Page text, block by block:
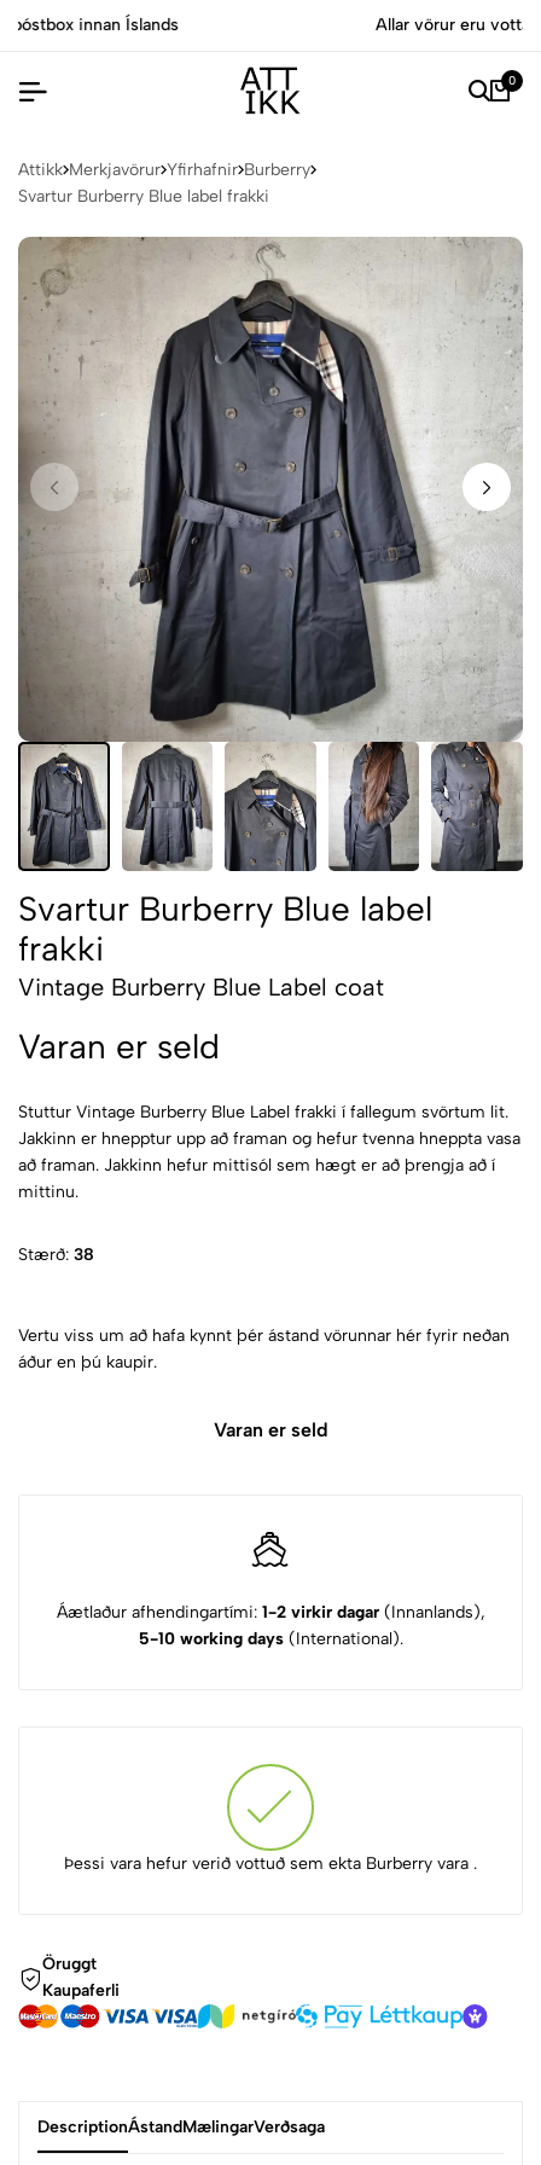
Allar vörur eru vottaðar Ekta af sérfræðingum
0
Attikk Merkjavörur Yfirhafnir Burberry
Svartur Burberry Blue label frakki
Svartur Burberry Blue label
frakki
Vintage Burberry Blue Label coat
Varan er seld
Stuttur Vintage Burberry Blue Label frakki í fallegum svörtum lit.
Jakkinn er hnepptur upp að framan og hefur tvenna hneppta vasa
að framan. Jakkinn hefur mittisól sem hægt er að þrengja að í
mittinu.
Stærð: 38
Vertu viss um að hafa kynnt þér ástand vörunnar hér fyrir neðan
áður en þú kaupir.
Varan er seld
Áætlaður afhendingartími: 1-2 virkir dagar (Innanlands),
5-10 working days(International).
Þessi vara hefur verið vottuð sem ekta Burberry vara .
Öruggt
Kaupaferli
DescriptionÁstandMælingarVerðsaga